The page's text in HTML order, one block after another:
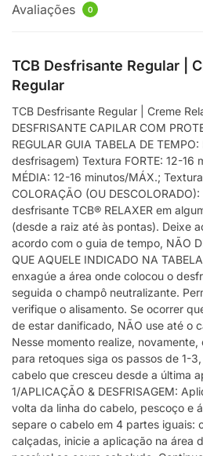
Avaliações 0
TCB Desfrisante Regular |
Regular
TCB Desfrisante Regular | Creme
DESFRISANTE CAPILAR COM
REGULAR GUIA TABELA DE
desfrisagem) Textura FORTE: 12-16
MÉDIA: 12-16 minutos/MÁX.;
COLORAÇÃO (OU
desfrisante TCB® RELAXER em
(desde a raiz até às pontas). Deixe
acordo com o guia de tempo, NÃO
QUE AQUELE INDICADO NA
enxagúe a área onde colocou o
seguida o champô neutralizante.
verifique o alisamento. Se ocorrer
de estar danificado, NÃO use até o
Nesse momento realize,
para retoques siga os passos de 1-
cabelo que cresceu desde a última
1/APLICAÇÃO & DESFRISAGEM:
volta da linha do cabelo, pescoço e
separe o cabelo em 4 partes iguais:
calçadas, inicie a aplicação na área